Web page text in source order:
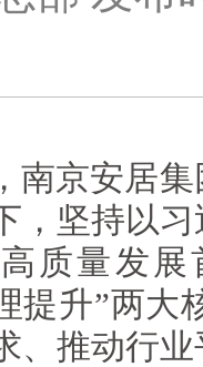
南京安居
，坚持以
质量发
提升”两大
、推动行